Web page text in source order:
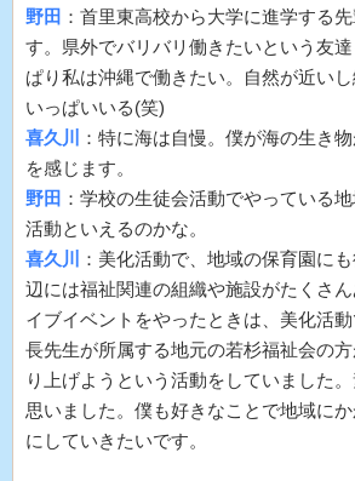
野田 ：首里東高校から大学に進学する
す。県外でバリバリ働きたいという友
ぱり私は沖縄で働きたい。自然が近い
いっぱいいる(笑)
喜久川
：特に海は自慢。僕が海の生き
を感じます。
野田 ：学校の生徒会活動でやっている
活動といえるのかな。
喜久川
：美化活動で、地域の保育園に
辺には福祉関連の組織や施設がたくさ
イブイベントをやったときは、美化活
長先生が所属する地元の若杉福祉会の
り上げようという活動をしていました
思いました。僕も好きなことで地域に
にしていきたいです。